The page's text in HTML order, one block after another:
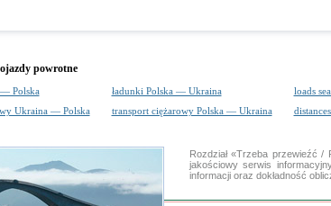
powrotne
Polska ładunki Polska — Ukraina
loads
Ukraina — Polska
transport ciężarowy Polska — Ukraina
Rozdział «Trzeba przewieźć
jakościowy serwis
informacji oraz dokładność